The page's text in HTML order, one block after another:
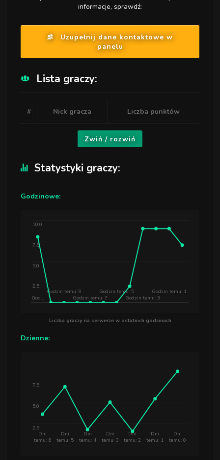
informacje, sprawdź:
Uzupełnij dane kontaktowe w
panelu
Lista graczy:
# Nick gracza Liczba punktów
Zwiń / rozwiń
Statystyki graczy:
Godzinowe:
God…
Godzin temu: 9
Godzin temu: 7
Godzin temu: 5
Godzin temu: 3
Godzin temu: 1
2.5
5.0
7.5
10.0
Liczba graczy na serwerze w ostatnich godzinach
Dzienne:
temu: 6
Dni
temu: 5
Dni
temu: 4
Dni
temu: 3
Dni
temu: 2
Dni
temu: 1
Dni
temu: 0
Dni
2.5
5.0
7.5